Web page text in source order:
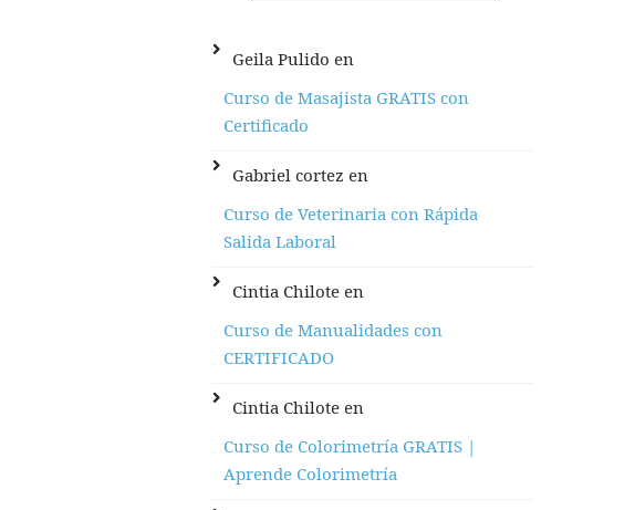
Geila Pulido en
Curso de Masajista GRATIS con
Certificado
Gabriel cortez en
Curso de Veterinaria con Rápida
Salida Laboral
Cintia Chilote en
Curso de Manualidades con
CERTIFICADO
Cintia Chilote en
Curso de Colorimetría GRATIS |
Aprende Colorimetría